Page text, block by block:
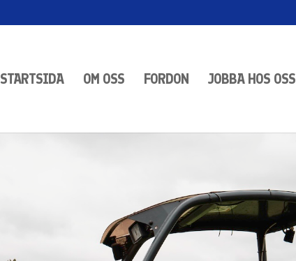
STARTSIDA OM OSS FORDON JOBBA HOS OSS